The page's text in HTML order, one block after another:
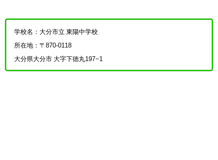
学校名：大分市立 東陽中学校
所在地：〒870-0118
大分県大分市 大字下徳丸197−1